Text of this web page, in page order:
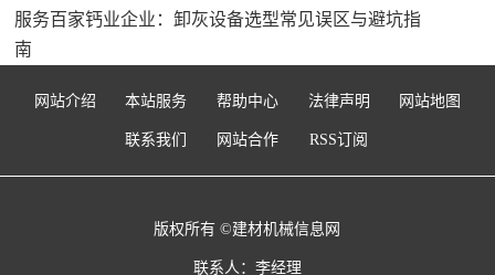
服务百家钙业企业：卸灰设备选型常见误区与避坑指
南
网站介绍 本站服务 帮助中心 法律声明 网站地图
联系我们 网站合作 RSS订阅
版权所有 ©建材机械信息网
联系人：李经理